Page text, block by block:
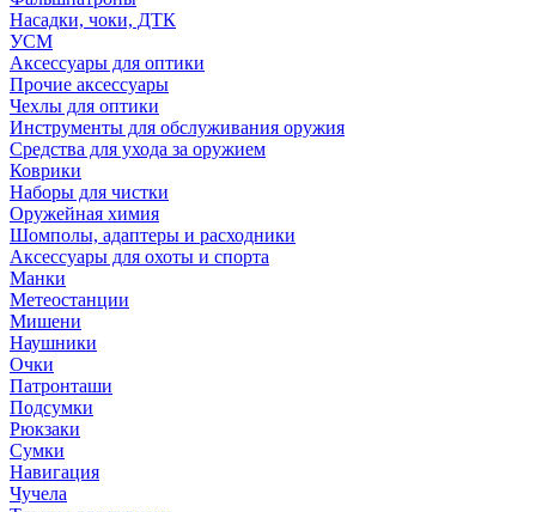
Насадки, чоки, ДТК
УСМ
Аксессуары для оптики
Прочие аксессуары
Чехлы для оптики
Инструменты для обслуживания оружия
Средства для ухода за оружием
Коврики
Наборы для чистки
Оружейная химия
Шомполы, адаптеры и расходники
Аксессуары для охоты и спорта
Манки
Метеостанции
Мишени
Наушники
Очки
Патронташи
Подсумки
Рюкзаки
Сумки
Навигация
Чучела